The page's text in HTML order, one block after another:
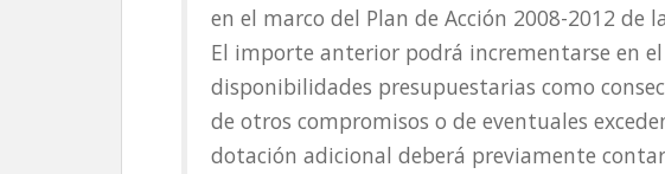
en el marco del Plan de Acción 2008-2012 de
El importe anterior podrá incrementarse en
disponibilidades presupuestarias como
de otros compromisos o de eventuales
dotación adicional deberá previamente